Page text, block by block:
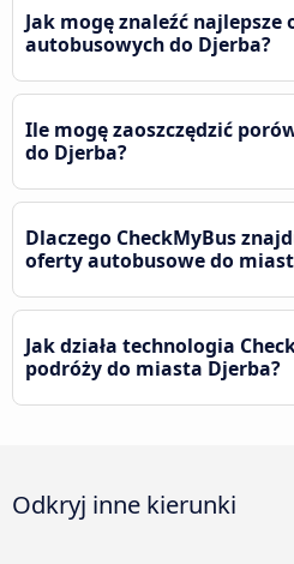
Jak mogę znaleźć
autobusowych do Djerba?
Ile mogę zaoszczędzić
do Djerba?
Dlaczego CheckMyBus
oferty autobusowe do
Jak działa technologia
podróży do miasta Djerba?
Odkryj inne kierunki